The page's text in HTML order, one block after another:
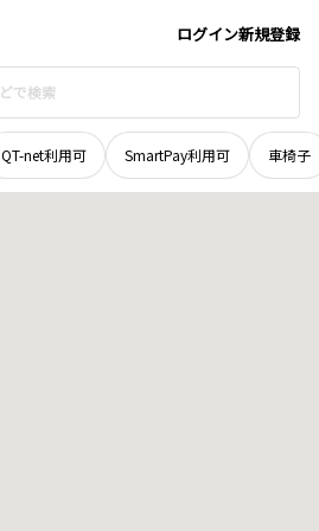
ログイン新規登録
QT-net利用可 SmartPay利用可 車椅子